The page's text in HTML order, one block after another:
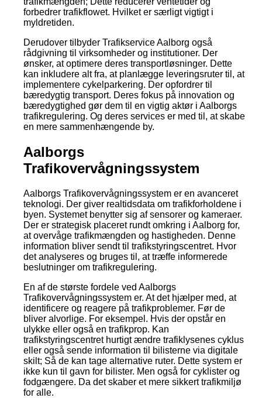
forbedrer trafikflowet. Hvilket er særligt vigtigt i
myldretiden.
Derudover tilbyder Trafikservice Aalborg også
rådgivning til virksomheder og institutioner. Der
ønsker, at optimere deres transportløsninger. Dette
kan inkludere alt fra, at planlægge leveringsruter til, at
implementere cykelparkering. Der opfordrer til
bæredygtig transport. Deres fokus på innovation og
bæredygtighed gør dem til en vigtig aktør i Aalborgs
trafikregulering. Og deres services er med til, at skabe
en mere sammenhængende by.
Aalborgs
Trafikovervågningssystem
Aalborgs Trafikovervågningssystem er en avanceret
teknologi. Der giver realtidsdata om trafikforholdene i
byen. Systemet benytter sig af sensorer og kameraer.
Der er strategisk placeret rundt omkring i Aalborg for,
at overvåge trafikmængden og hastigheden. Denne
information bliver sendt til trafikstyringscentret. Hvor
det analyseres og bruges til, at træffe informerede
beslutninger om trafikregulering.
En af de største fordele ved Aalborgs
Trafikovervågningssystem er. At det hjælper med, at
identificere og reagere på trafikproblemer. Før de
bliver alvorlige. For eksempel. Hvis der opstår en
ulykke eller også en trafikprop. Kan
trafikstyringscentret hurtigt ændre trafiklysenes cyklus
eller også sende information til bilisterne via digitale
skilt; Så de kan tage alternative ruter. Dette system er
ikke kun til gavn for bilister. Men også for cyklister og
fodgængere. Da det skaber et mere sikkert trafikmiljø
for alle.